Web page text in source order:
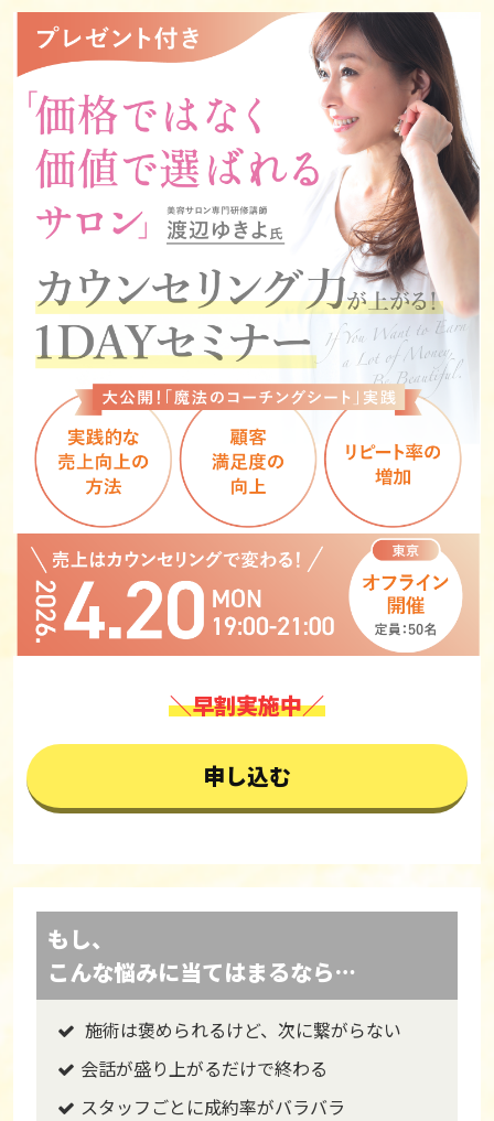
＼早割実施中／
申し込む
もし、
こんな悩みに当てはまるなら…
施術は褒められるけど、次に繋がらない
会話が盛り上がるだけで終わる
スタッフごとに成約率がバラバラ